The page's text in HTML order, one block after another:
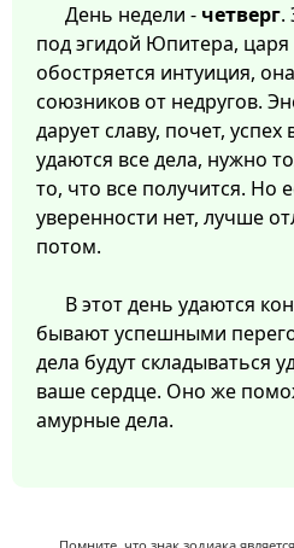
День недели - четверг.
под эгидой Юпитера, царя
обостряется интуиция,
союзников от недругов.
дарует славу, почет,
удаются все дела, нужно
то, что все получится. Но
уверенности нет, лучше
потом.
В этот день удаются
бывают успешными
дела будут складываться
ваше сердце. Оно же
амурные дела.